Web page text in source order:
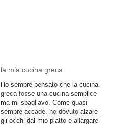
la mia cucina greca
Ho sempre pensato che la cucina
greca fosse una cucina semplice
ma mi sbagliavo. Come quasi
sempre accade, ho dovuto alzare
gli occhi dal mio piatto e allargare